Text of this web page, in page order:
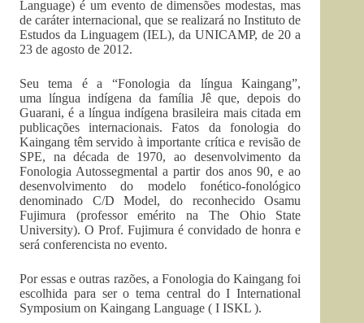
Language) é um evento de dimensões modestas, mas
de caráter internacional, que se realizará no Instituto de
Estudos da Linguagem (IEL), da UNICAMP, de 20 a
23 de agosto de 2012.
Seu tema é a “Fonologia da língua Kaingang”,
uma língua indígena da família Jê que, depois do
Guarani, é a língua indígena brasileira mais citada em
publicações internacionais. Fatos da fonologia do
Kaingang têm servido à importante crítica e revisão de
SPE, na década de 1970, ao desenvolvimento da
Fonologia Autossegmental a partir dos anos 90, e ao
desenvolvimento do modelo fonético-fonológico
denominado C/D Model, do reconhecido Osamu
Fujimura (professor emérito na The Ohio State
University). O Prof. Fujimura é convidado de honra e
será conferencista no evento.
Por essas e outras razões, a Fonologia do Kaingang foi
escolhida para ser o tema central do I International
Symposium on Kaingang Language ( I ISKL ).